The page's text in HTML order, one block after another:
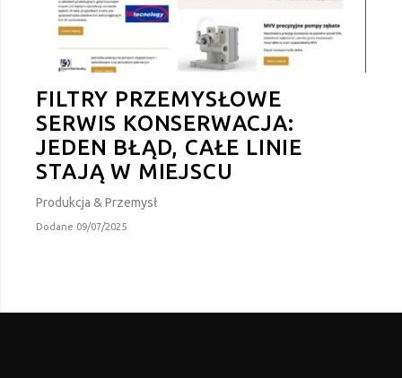
FILTRY PRZEMYSŁOWE
SERWIS KONSERWACJA:
JEDEN BŁĄD, CAŁE LINIE
STAJĄ W MIEJSCU
Produkcja & Przemysł
Dodane 09/07/2025